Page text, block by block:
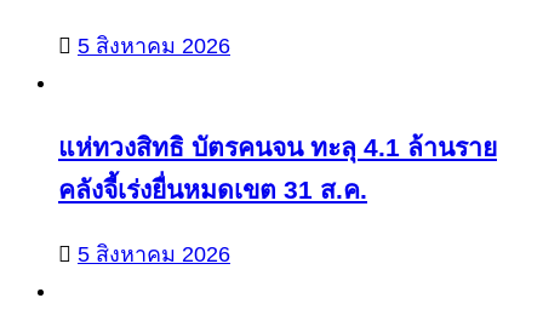
5 สิงหาคม 2026
แห่ทวงสิทธิ บัตรคนจน ทะลุ 4.1 ล้านราย
คลังจี้เร่งยื่นหมดเขต 31 ส.ค.
5 สิงหาคม 2026